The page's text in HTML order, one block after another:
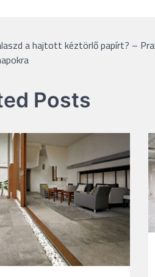
a hajtott kéztörlő papírt? –
Posts